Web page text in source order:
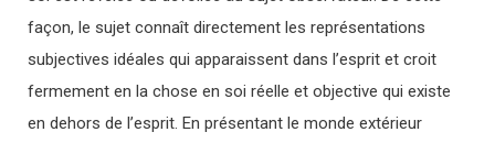
façon, le sujet connaît directement les représentations
subjectives idéales qui apparaissent dans l’esprit et croit
fermement en la chose en soi réelle et objective qui existe
en dehors de l’esprit. En présentant le monde extérieur